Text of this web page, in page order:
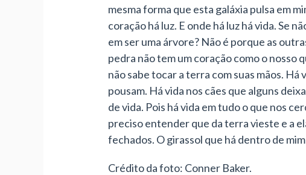
mesma forma que esta galáxia pulsa em
coração há luz. E onde há luz há vida. Se
em ser uma árvore? Não é porque as
pedra não tem um coração como o nosso
não sabe tocar a terra com suas mãos.
pousam. Há vida nos cães que alguns
de vida. Pois há vida em tudo o que nos
preciso entender que da terra vieste e a
fechados. O girassol que há dentro de
Crédito da foto: Conner Baker.